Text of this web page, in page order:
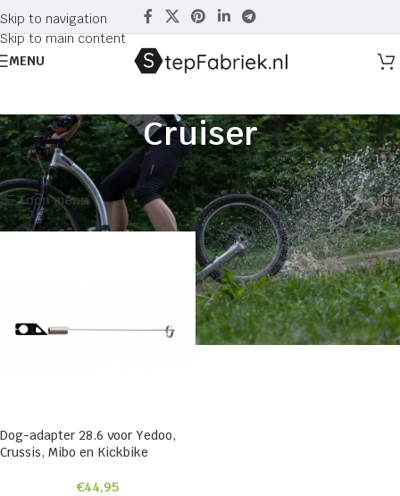
Skip to navigation
Skip to main content
MENU
Cruiser
Home Producten getagged “Cruiser” Enig resultaat
Toon menu
Dog-adapter 28.6 voor Yedoo,
Crussis, Mibo en Kickbike
€44,95